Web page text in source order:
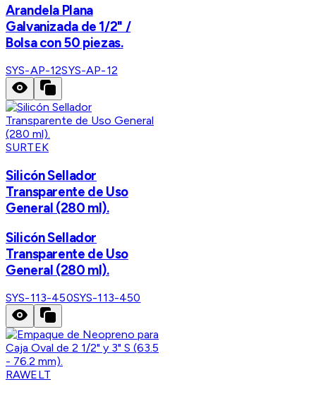
Arandela Plana
Galvanizada de 1/2" /
Bolsa con 50 piezas.
SYS-AP-12SYS-AP-12
SURTEK
Silicón Sellador
Transparente de Uso
General (280 ml).
Silicón Sellador
Transparente de Uso
General (280 ml).
SYS-113-450SYS-113-450
RAWELT